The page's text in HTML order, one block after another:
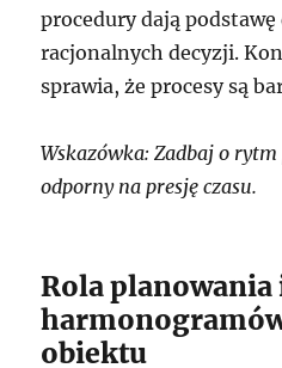
procedury dają
racjonalnych decyzji.
sprawia, że procesy są
Wskazówka: Zadbaj o
odporny na presję czasu.
Rola planowania
obiektu